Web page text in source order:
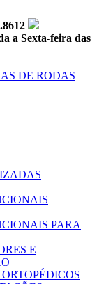
a Sexta-feira das
PARA
E